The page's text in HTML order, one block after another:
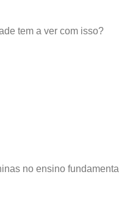
tem a ver com isso?
no ensino fundamental